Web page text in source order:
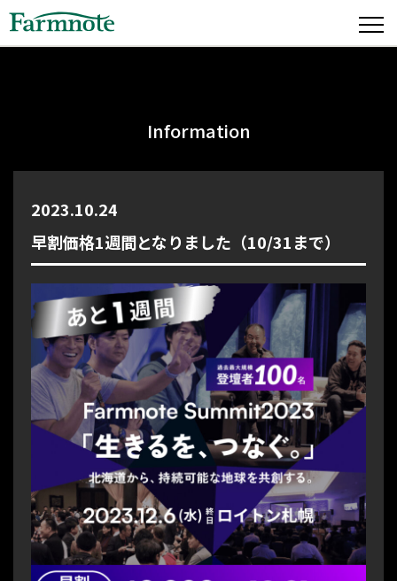
Information
2023.10.24
早割価格1週間となりました（10/31まで）